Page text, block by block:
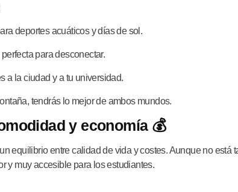
deportes acuáticos y días de sol.
para desconectar.
a la ciudad y a tu universidad.
tendrás lo mejor de ambos mundos.
y economía 💰
equilibrio entre calidad de vida y costes. Aunque no está
y muy accesible para los estudiantes.